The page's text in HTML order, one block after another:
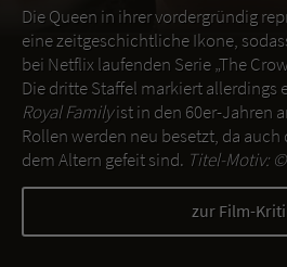
Die Queen in ihrer vordergründig
eine zeitgeschichtliche Ikone,
bei Netflix laufenden Serie „The
Die dritte Staffel markiert allerdings
Royal Familyist in den 60er-Jahren
Rollen werden neu besetzt, da
dem Altern gefeit sind. Titel-Motiv: ©
zur Film-